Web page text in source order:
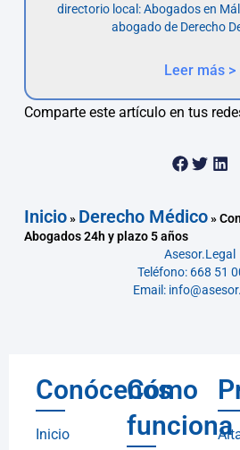
directorio local: Abogados en
abogado de Derecho
Leer más >
Comparte este artículo en tus
Inicio» Derecho Médico»
Abogados 24h y plazo 5 años
Asesor.Legal
Teléfono: 668 51
Email:
Conócenos
Inicio
Cómo
funciona